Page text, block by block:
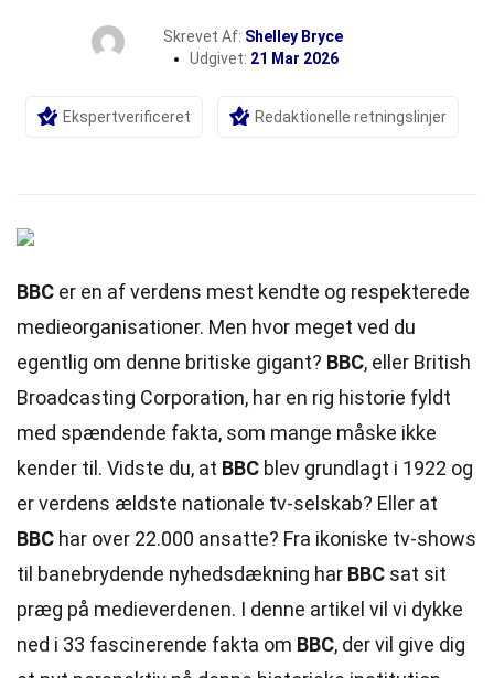
Skrevet Af: Shelley Bryce
Udgivet: 21 Mar 2026
Ekspertverificeret Redaktionelle retningslinjer
BBC er en af verdens mest kendte og respekterede
medieorganisationer. Men hvor meget ved du
egentlig om denne britiske gigant? BBC, eller British
Broadcasting Corporation, har en rig historie fyldt
med spændende fakta, som mange måske ikke
kender til. Vidste du, at BBC blev grundlagt i 1922 og
er verdens ældste nationale tv-selskab? Eller at
BBC har over 22.000 ansatte? Fra ikoniske tv-shows
til banebrydende nyhedsdækning har BBC sat sit
præg på medieverdenen. I denne artikel vil vi dykke
ned i 33 fascinerende fakta om BBC, der vil give dig